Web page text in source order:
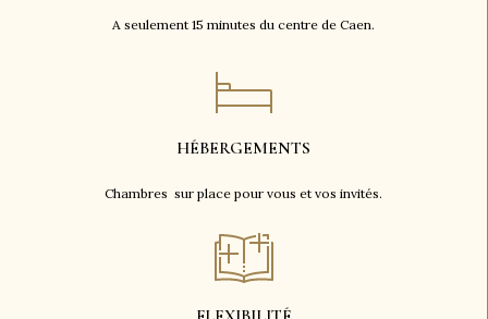
A seulement 15 minutes du centre de Caen.
HÉBERGEMENTS
Chambres sur place pour vous et vos invités.